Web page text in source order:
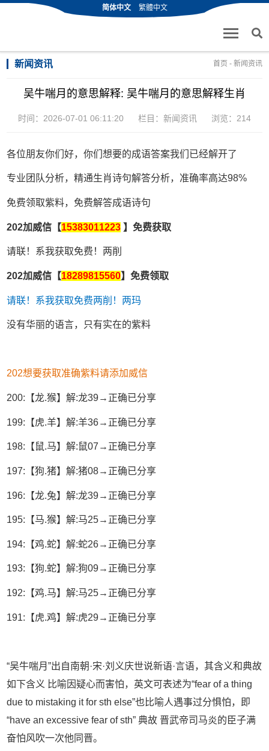
简体中文 繁體中文
新闻资讯 首页 - 新闻资讯
吴牛喘月的意思解释: 吴牛喘月的意思解释生肖
时间：2026-07-01 06:11:20 栏目： 新闻资讯 浏览：214
各位朋友你们好，你们想要的成语答案我们已经解开了
专业团队分析，精通生肖诗句解答分析，准确率高达98%
免费领取紫料，免费解答成语诗句
202加威信【15383011223 】免费获取
请联！系我获取免费！两削
202加威信【18289815560】免费领取
请联！系我获取免费两削！两玛
没有华丽的语言，只有实在的紫料
202想要获取准确紫料请添加威信
200:【龙.猴】解:龙39→正确已分享
199:【虎.羊】解:羊36→正确已分享
198:【鼠.马】解:鼠07→正确已分享
197:【狗.猪】解:猪08→正确已分享
196:【龙.兔】解:龙39→正确已分享
195:【马.猴】解:马25→正确已分享
194:【鸡.蛇】解:蛇26→正确已分享
193:【狗.蛇】解:狗09→正确已分享
192:【鸡.马】解:马25→正确已分享
191:【虎.鸡】解:虎29→正确已分享
“吴牛喘月”出自南朝·宋·刘义庆世说新语·言语，其含义和典故
如下含义 比喻因疑心而害怕，英文可表述为“fear of a thing
due to mistaking it for sth else”也比喻人遇事过分惧怕，即
“have an excessive fear of sth” 典故 晋武帝司马炎的臣子满
奋怕风吹一次他同晋。